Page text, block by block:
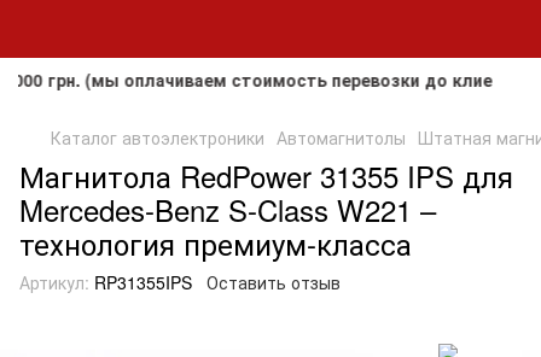
(мы оплачиваем стоимость перевозки до клиента, но
Каталог автоэлектроники Автомагнитолы Штатная
Магнитола RedPower 31355 IPS для
Mercedes-Benz S-Class W221 –
технология премиум-класса
Артикул: RP31355IPS Оставить отзыв